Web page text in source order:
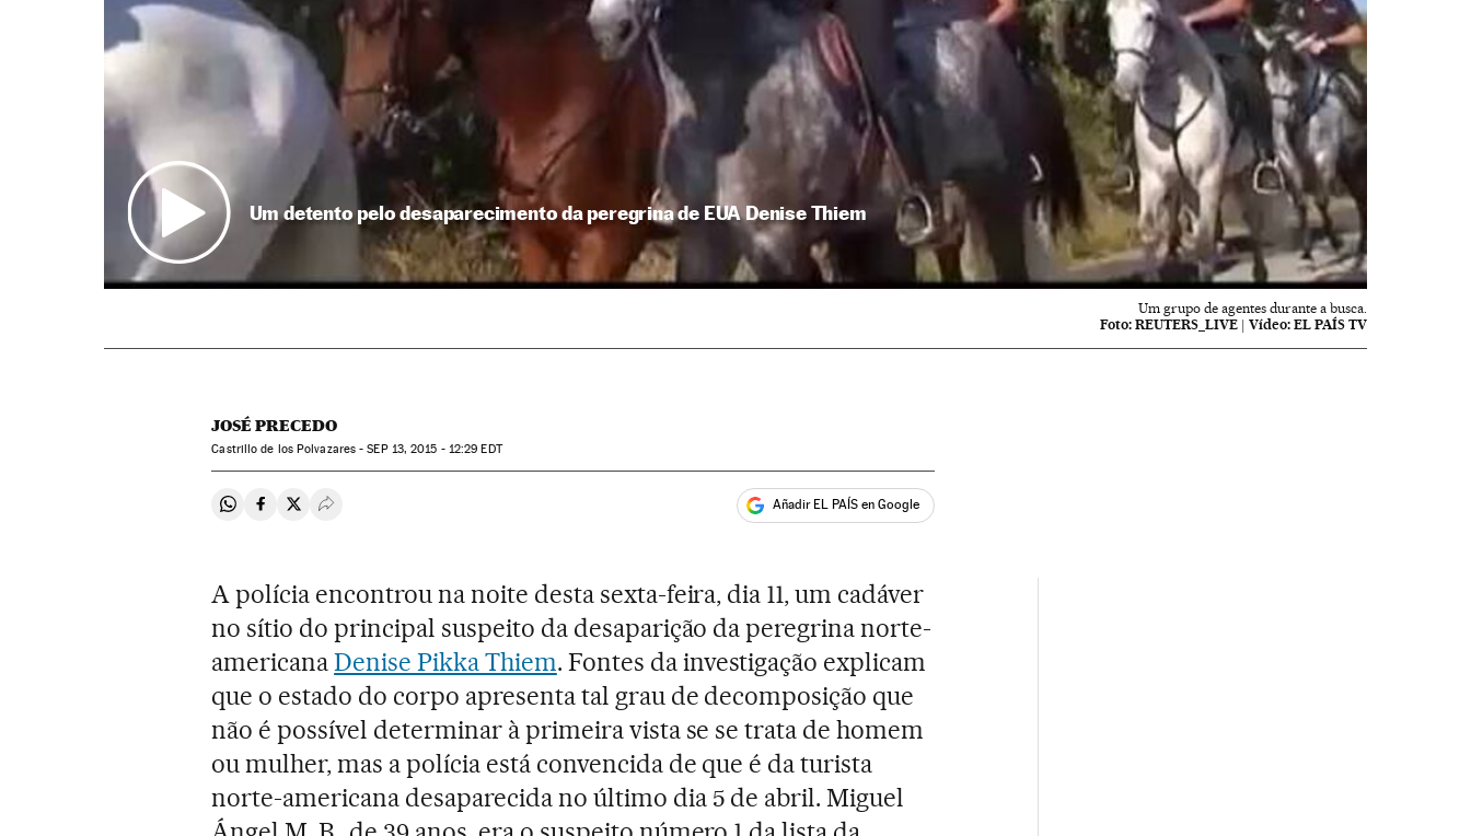
Um detento pelo desaparecimento da peregrina de EUA Denise Thiem
Um grupo de agentes durante a busca.
Foto: REUTERS_LIVE |Vídeo: EL PAÍS TV
JOSÉ PRECEDO
Castrillo de los Polvazares -SEP13, 2015 - 12:29 EDT
Compartir en Whatsapp
Compartir en Facebook
Compartir en Twitter
Desplegar Redes Sociales Añadir EL PAÍS en Google
A polícia encontrou na noite desta sexta-feira, dia 11, um cadáver
no sítio do principal suspeito da desaparição da peregrina norte-
americanaDenise Pikka Thiem. Fontes da investigação explicam
que o estado do corpo apresenta tal grau de decomposição que
não é possível determinar à primeira vista se se trata de homem
ou mulher, mas a polícia está convencida de que é da turista
norte-americana desaparecida no último dia 5 de abril. Miguel